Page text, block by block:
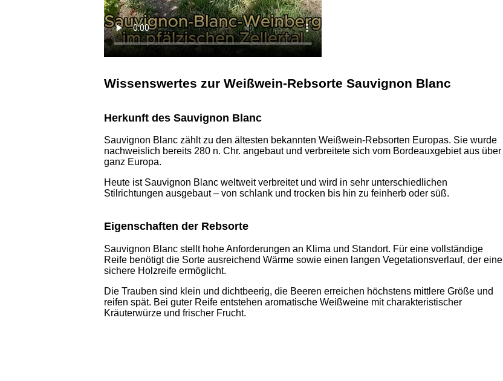
Wissenswertes zur Weißwein-Rebsorte Sauvignon Blanc
Herkunft des Sauvignon Blanc
Sauvignon Blanc zählt zu den ältesten bekannten Weißwein-Rebsorten Europas. Sie wurde
nachweislich bereits 280 n. Chr. angebaut und verbreitete sich vom Bordeauxgebiet aus über
ganz Europa.
Heute ist Sauvignon Blanc weltweit verbreitet und wird in sehr unterschiedlichen
Stilrichtungen ausgebaut – von schlank und trocken bis hin zu feinherb oder süß.
Eigenschaften der Rebsorte
Sauvignon Blanc stellt hohe Anforderungen an Klima und Standort. Für eine vollständige
Reife benötigt die Sorte ausreichend Wärme sowie einen langen Vegetationsverlauf, der eine
sichere Holzreife ermöglicht.
Die Trauben sind klein und dichtbeerig, die Beeren erreichen höchstens mittlere Größe und
reifen spät. Bei guter Reife entstehen aromatische Weißweine mit charakteristischer
Kräuterwürze und frischer Frucht.